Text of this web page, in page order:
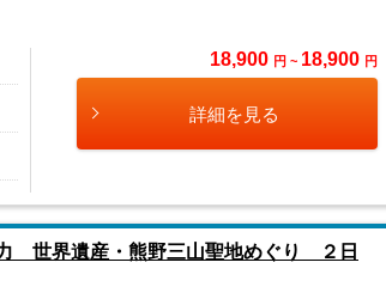
18,900 円 ~ 18,900 円
詳細を見る
世界遺産・熊野三山聖地めぐり ２日